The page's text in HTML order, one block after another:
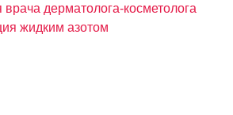
врача дерматолога-косметолога
жидким азотом